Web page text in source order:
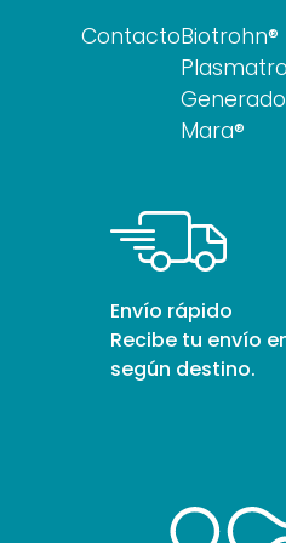
ContactoBiotrohn®
Mara®
Envío rápido
Recibe tu envío
según destino.